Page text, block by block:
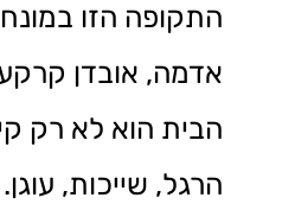
התקופה הזו
אדמה, אובדן
הבית הוא לא רק
הרגל, שייכות,